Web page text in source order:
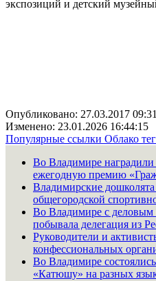
экспозиций и детский
Опубликовано: 27.03.2017
Изменено: 23.01.2026 16:44:15
Популярные ссылки Облако
Во Владимире
ежегодную премию
Владимирские
общегородской
Во Владимире с
побывала делегация из
Руководители и
конфессиональных
Во Владимире
«Катюшу» на разных